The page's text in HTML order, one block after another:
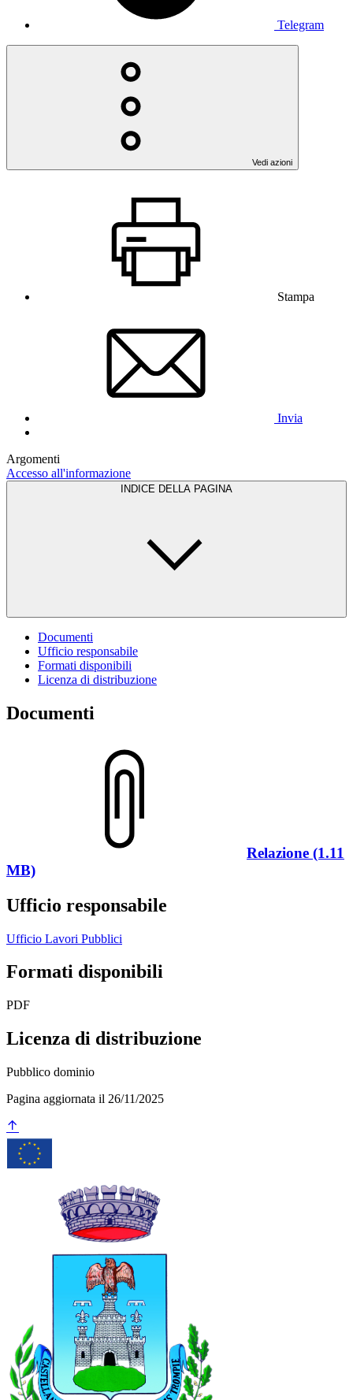
Telegram
Vedi azioni
Stampa
Invia
Argomenti
Accesso all'informazione
INDICE DELLA PAGINA
Documenti
Ufficio responsabile
Formati disponibili
Licenza di distribuzione
Documenti
Relazione (1.11
MB)
Ufficio responsabile
Ufficio Lavori Pubblici
Formati disponibili
PDF
Licenza di distribuzione
Pubblico dominio
Pagina aggiornata il 26/11/2025